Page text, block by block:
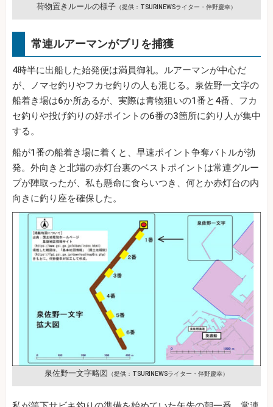
荷物置きルールの様子 （提供：TSURINEWSライター・伴野慶幸）
常連ルアーマンがブリを捕獲
4時半に出船した始発便は満員御礼。ルアーマンが中心だ
が、ノマセ釣りやフカセ釣りの人も混じる。泉佐野一文字の
船着き場は6か所あるが、実際は青物狙いの1番と4番、フカ
セ釣りや投げ釣りの好ポイントの6番の3箇所に釣り人が集中
する。
船が1番の船着き場に着くと、早速ポイント争奪バトルが勃
発。外向きと北端の赤灯台裏のベストポイントは常連グルー
プが陣取ったが、私も懸命に食らいつき、何とか赤灯台の内
向きに釣り座を確保した。
泉佐野一文字略図 （提供：TSURINEWSライター・伴野慶幸）